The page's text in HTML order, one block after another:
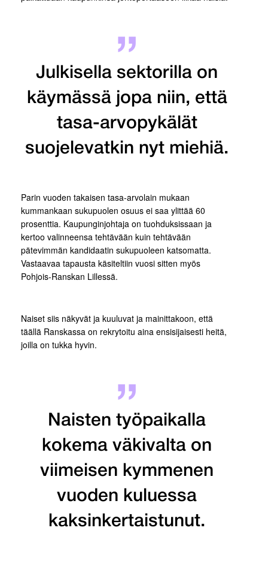
Julkisella sektorilla on
käymässä jopa niin, että
tasa-arvopykälät
suojelevatkin nyt miehiä.
Parin vuoden takaisen tasa-arvolain mukaan
kummankaan sukupuolen osuus ei saa ylittää 60
prosenttia. Kaupunginjohtaja on tuohduksissaan ja
kertoo valinneensa tehtävään kuin tehtävään
pätevimmän kandidaatin sukupuoleen katsomatta.
Vastaavaa tapausta käsiteltiin vuosi sitten myös
Pohjois-Ranskan Lillessä.
Naiset siis näkyvät ja kuuluvat ja mainittakoon, että
täällä Ranskassa on rekrytoitu aina ensisijaisesti heitä,
joilla on tukka hyvin.
Naisten työpaikalla
kokema väkivalta on
viimeisen kymmenen
vuoden kuluessa
kaksinkertaistunut.